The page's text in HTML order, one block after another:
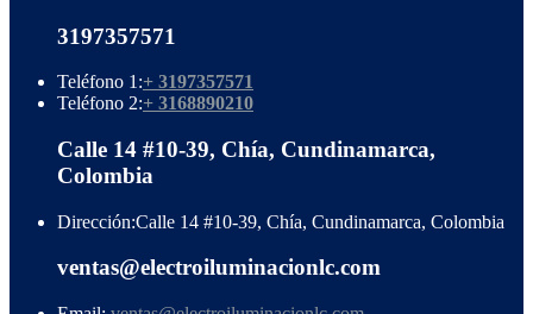
3197357571
Teléfono 1:+ 3197357571
Teléfono 2:+ 3168890210
Calle 14 #10-39, Chía, Cundinamarca,
Colombia
Dirección:Calle 14 #10-39, Chía, Cundinamarca, Colombia
ventas@electroiluminacionlc.com